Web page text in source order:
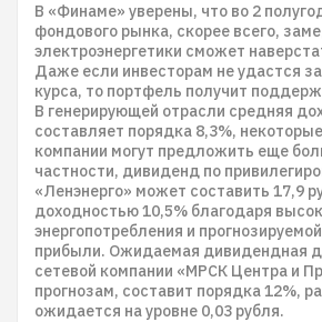
В «Финаме» уверены, что во 2
фондового рынка, скорее всего,
электроэнергетики сможет
Даже если инвесторам не удастся
курса, то портфель получит
В генерирующей отрасли средняя
составляет порядка 8,3%,
компании могут предложить еще
частности, дивиденд по
«Ленэнерго» может составить 17,9
доходностью 10,5% благодаря
энергопотребления и
прибыли. Ожидаемая дивидендная
сетевой компании «МРСК Центра и
прогнозам, составит порядка 12%,
ожидается на уровне 0,03 рубля.